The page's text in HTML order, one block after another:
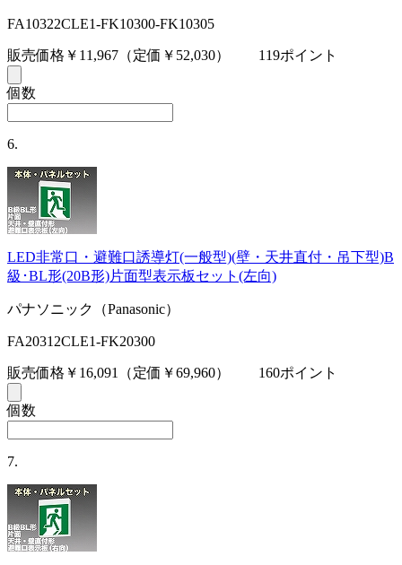
FA10322CLE1-FK10300-FK10305
販売価格￥11,967 （定価￥52,030） 119ポイント
個数
6.
LED非常口・避難口誘導灯(一般型)(壁・天井直付・吊下型)B
級･BL形(20B形)片面型表示板セット(左向)
パナソニック（Panasonic）
FA20312CLE1-FK20300
販売価格￥16,091 （定価￥69,960） 160ポイント
個数
7.